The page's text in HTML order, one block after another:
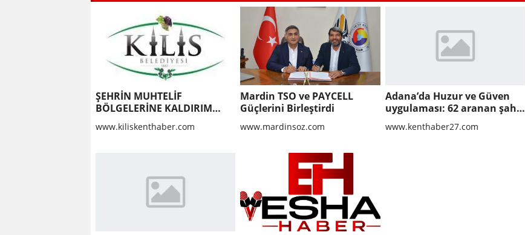
ŞEHRİN MUHTELİF
BÖLGELERİNE KALDIRIM
YAPILMASI VE BOZULAN
KALDIRIMLARIN
www.kiliskenthaber.com
Mardin TSO ve PAYCELL
Güçlerini Birleştirdi
www.mardinsoz.com
Adana’da Huzur ve Güven
uygulaması: 62 aranan şahıs
yakalandı, 3 milyon 924 bin
TL ceza kesildi
www.kenthaber27.com